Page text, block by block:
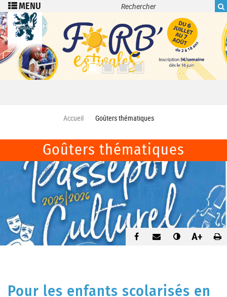
Aller au contenu principal
Recherche
Accueil Goûters thématiques
Goûters thématiques
A+
Pour les enfants scolarisés en